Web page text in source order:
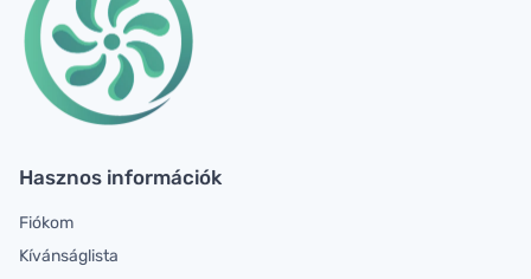
Hasznos információk
Fiókom
Kívánságlista